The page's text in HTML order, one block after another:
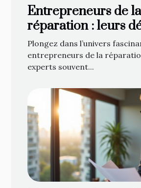
Entrepreneurs de la
réparation : leurs
quotidien
Plongez dans l’univers
entrepreneurs de la
experts souvent...